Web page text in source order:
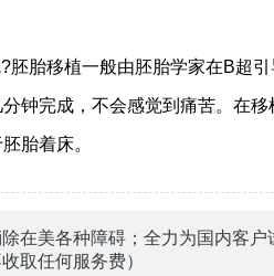
胚胎移植一般由胚胎学家在B超
钟完成，不会感觉到痛苦。在
胎着床。
在美各种障碍；全力为国内客
取任何服务费）